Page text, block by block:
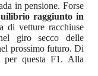
in pensione. Forse
raggiunto in
di vetture racchiuse
giro secco delle
prossimo futuro. Di
per questa F1. Alla